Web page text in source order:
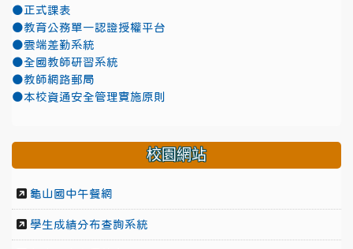
●正式課表
●教育公務單一認證授權平台
●雲端差勤系統
●全國教師研習系統
●教師網路郵局
●本校資通安全管理實施原則
校園網站
龜山國中午餐網
學生成績分布查詢系統